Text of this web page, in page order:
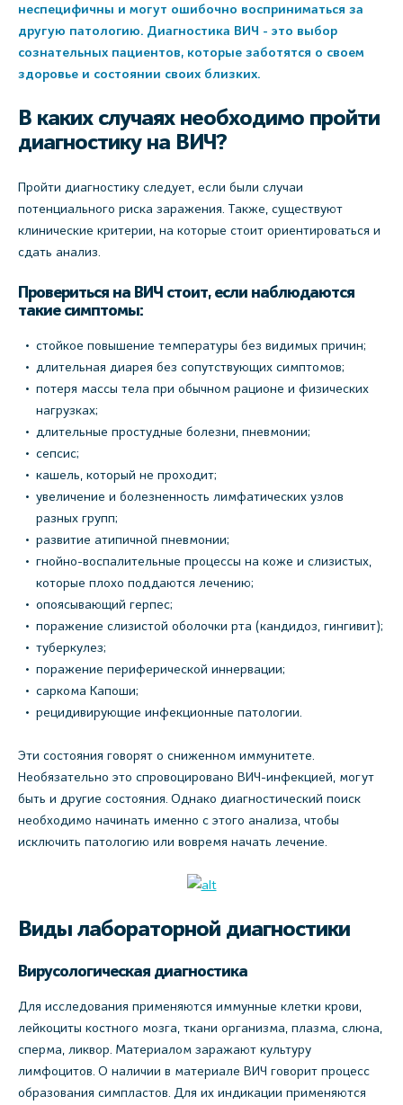
неспецифичны и могут ошибочно восприниматься за
другую патологию. Диагностика ВИЧ - это выбор
сознательных пациентов, которые заботятся о своем
здоровье и состоянии своих близких.
В каких случаях необходимо пройти
диагностику на ВИЧ?
Пройти диагностику следует, если были случаи
потенциального риска заражения. Также, существуют
клинические критерии, на которые стоит ориентироваться и
сдать анализ.
Провериться на ВИЧ стоит, если наблюдаются
такие симптомы:
стойкое повышение температуры без видимых причин;
длительная диарея без сопутствующих симптомов;
потеря массы тела при обычном рационе и физических
нагрузках;
длительные простудные болезни, пневмонии;
сепсис;
кашель, который не проходит;
увеличение и болезненность лимфатических узлов
разных групп;
развитие атипичной пневмонии;
гнойно-воспалительные процессы на коже и слизистых,
которые плохо поддаются лечению;
опоясывающий герпес;
поражение слизистой оболочки рта (кандидоз, гингивит);
туберкулез;
поражение периферической иннервации;
саркома Капоши;
рецидивирующие инфекционные патологии.
Эти состояния говорят о сниженном иммунитете.
Необязательно это спровоцировано ВИЧ-инфекцией, могут
быть и другие состояния. Однако диагностический поиск
необходимо начинать именно с этого анализа, чтобы
исключить патологию или вовремя начать лечение.
Виды лабораторной диагностики
Вирусологическая диагностика
Для исследования применяются иммунные клетки крови,
лейкоциты костного мозга, ткани организма, плазма, слюна,
сперма, ликвор. Материалом заражают культуру
лимфоцитов. О наличии в материале ВИЧ говорит процесс
образования симпластов. Для их индикации применяются